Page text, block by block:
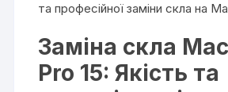
та професійної заміни скла на
Заміна скла
Pro 15: Якість та